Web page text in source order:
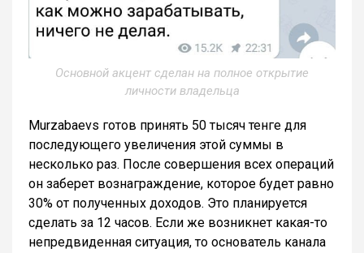
Основной акцент сделан на полное открытие
личности владельца
Murzabaevs готов принять 50 тысяч тенге для
последующего увеличения этой суммы в
несколько раз. После совершения всех операций
он заберет вознаграждение, которое будет равно
30% от полученных доходов. Это планируется
сделать за 12 часов. Если же возникнет какая-то
непредвиденная ситуация, то основатель канала